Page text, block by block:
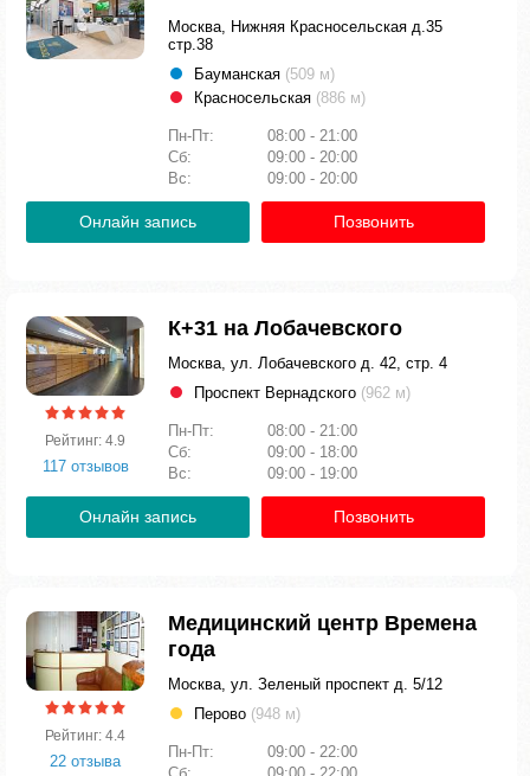
Москва, Нижняя Красносельская д.35
стр.38
Бауманская (509 м)
Красносельская (886 м)
Пн-Пт:
08:00 - 21:00
Сб:
09:00 - 20:00
Вс:
09:00 - 20:00
Онлайн запись Позвонить
Рейтинг: 4.9
117 отзывов
К+31 на Лобачевского
Москва, ул. Лобачевского д. 42, стр. 4
Проспект Вернадского (962 м)
Пн-Пт:
08:00 - 21:00
Сб:
09:00 - 18:00
Вс:
09:00 - 19:00
Онлайн запись Позвонить
Рейтинг: 4.4
22 отзыва
Медицинский центр Времена
года
Москва, ул. Зеленый проспект д. 5/12
Перово (948 м)
Пн-Пт:
09:00 - 22:00